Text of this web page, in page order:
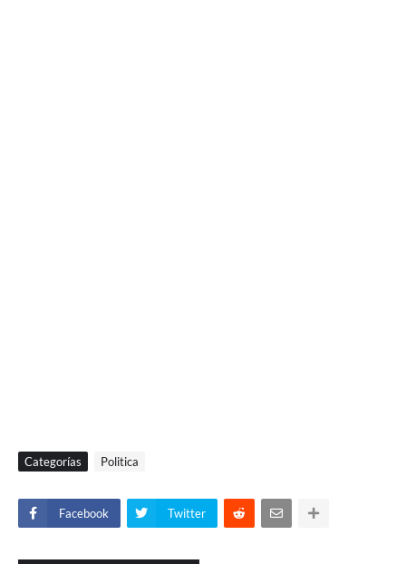
Categorías Politica
Facebook Twitter